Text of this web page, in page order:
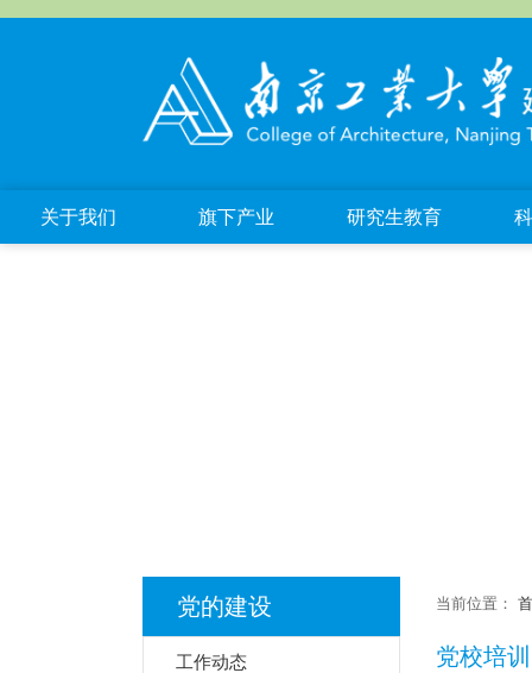
关于我们 旗下产业 研究生教育
党的建设
工作动态
当前位置：
党校培训